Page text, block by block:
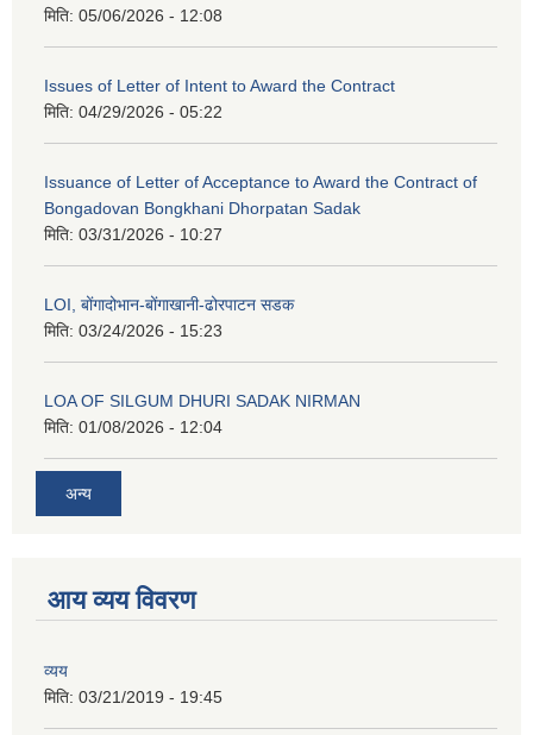
मिति: 05/06/2026 - 12:08
Issues of Letter of Intent to Award the Contract
मिति: 04/29/2026 - 05:22
Issuance of Letter of Acceptance to Award the Contract of
Bongadovan Bongkhani Dhorpatan Sadak
मिति: 03/31/2026 - 10:27
LOI, बोंगादोभान-बोंगाखानी-ढोरपाटन सडक
मिति: 03/24/2026 - 15:23
LOA OF SILGUM DHURI SADAK NIRMAN
मिति: 01/08/2026 - 12:04
अन्य
आय व्यय विवरण
व्यय
मिति: 03/21/2019 - 19:45